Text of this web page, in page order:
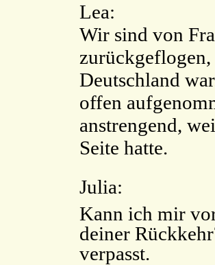
Lea:
Wir sind von
Deutschland
offen
anstrengend,
Seite hatte.
Julia:
Kann ich mir
deiner
verpasst.